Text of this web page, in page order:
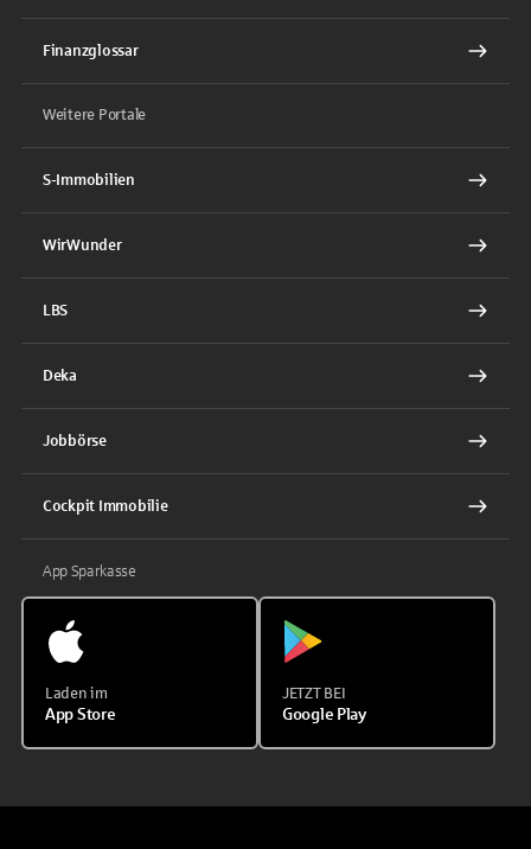
Finanzglossar
Weitere Portale
S-Immobilien
WirWunder
LBS
Deka
Jobbörse
Cockpit Immobilie
App Sparkasse
Laden im
App Store
JETZT BEI
Google Play